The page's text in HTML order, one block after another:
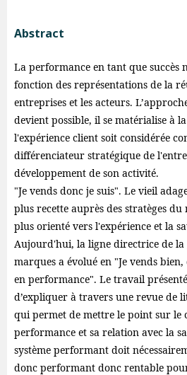
Abstract
La performance en tant que succès
fonction des représentations de la
entreprises et les acteurs.
devient possible, il se matérialise à
l'expérience client soit considérée
différenciateur stratégique de
développement de son activité.
"Je vends donc je suis". Le vieil
plus recette auprès des stratèges
plus orienté vers l'expérience et la
Aujourd'hui, la ligne directrice de la
marques a évolué en "Je vends
en performance". Le travail
d’expliquer à travers une revue de
qui permet de mettre le point sur le
performance et sa relation avec la
système performant doit
donc performant donc rentable